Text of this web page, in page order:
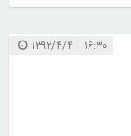
۱۶:۳۰ ۱۳۹۲/۴/۴